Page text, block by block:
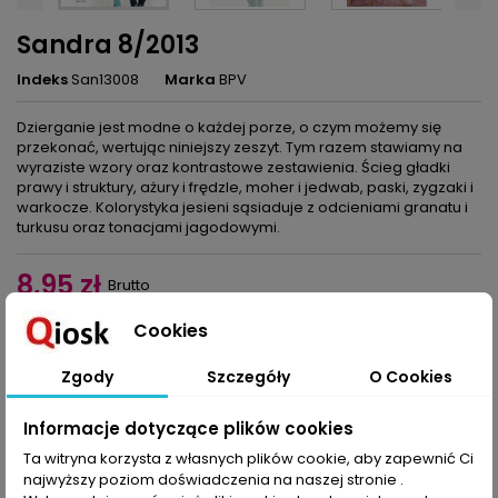
Sandra 8/2013
Indeks San13008 Marka BPV
Dzierganie jest modne o każdej porze, o czym możemy się
przekonać, wertując niniejszy zeszyt. Tym razem stawiamy na
wyraziste wzory oraz kontrastowe zestawienia. Ścieg gładki
prawy i struktury, ażury i frędzle, moher i jedwab, paski, zygzaki i
warkocze. Kolorystyka jesieni sąsiaduje z odcieniami granatu i
turkusu oraz tonacjami jagodowymi.
8,95 zł Brutto
Ilość 
OPIS SZCZEGÓŁY PRODUKTU
Cookies
Zgody Szczegóły O Cookies
Informacje dotyczące plików cookies
Ta witryna korzysta z własnych plików cookie, aby zapewnić Ci
najwyższy poziom doświadczenia na naszej stronie .